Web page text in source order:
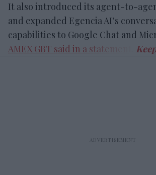
It also introduced its agent-to-
and expanded Egencia AI’s
capabilities to Google Chat and
AMEX GBT said in a statement